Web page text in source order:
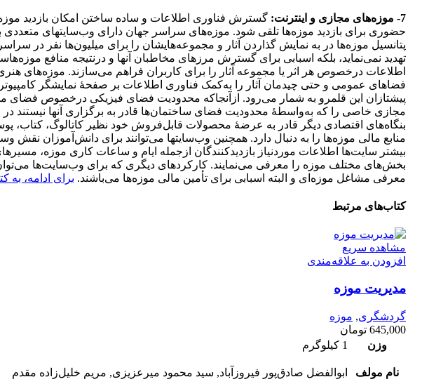
7- موزه‌های مجازی و اینترنت:
گسترش فناوری اطلاعات و ساده ساختن امکان بازدید
حضوری برای بازدید موزه‌ها تلقی شود. موزه‌های سراسر جهان دارای وب‌سایت­های متعددی
پتانسیل موزه‌ها در به نمایش گذاردن آثار و مجموعه‌هایشان را برای میلیون‌ها نفر در
تهدید نمی‌نماید، بلکه اسبابی برای گسترش مرزهای مخاطبان آنها و درنتیجه منافع
اطلاعات درخصوص هر اثر یا مجموعه آثار را برای کاربران فراهم می‌سازند. موزه‌های هنری
فضاهای عمومی و حتی چیدمان آثار را به‌کمک فناوری اطلاعات بر صفحۀ نمایشگر
پیشتازان این قلمرو به شمار می‌رود. ازآنجاکه محدودیت فضای فیزیکی درخصوص فضای
مجازی خاصی را که به‌واسطۀ محدودیت فضای ساختمان‌ها قادر به برگزاری آنها نیستند
بنگاه‌های اقتصادی دیگر قادر به عرضۀ محصولات قابل‌فروش خود نظیر کاتالوگ، کتاب،
منابع مالی موزه‌ها را به دنبال دارد. همچنین وب‌سایت­ها می‌توانند برای دانش‌آموزان
بیشتر سایت­‌ها اطلاعات موردنیاز بازدیدکنندگان ازجمله ایام و ساعات کاری موزه،
بخش‌های مختلف موزه را معرفی می‌نمایند. کارکردهای دیگری که برای وب‌سایت­‌ها
معرفی مشاغل موزه‌ای و البته اسبابی برای تأمین مالی موزه‌ها می‌باشند. برای ادامه، به
کتاب‌های مرتبط
مشاهده سریع
افزودن به علاقه‌مندی
مدیریت موزه
گردشگری, موزه
645,000 تومان
وزن
1 کیلوگرم
نام مولف ابوالفضل صادق‌پور فیروزآباد, سید محمود میرعزیزی, مریم خلیل‌زاده مقدم